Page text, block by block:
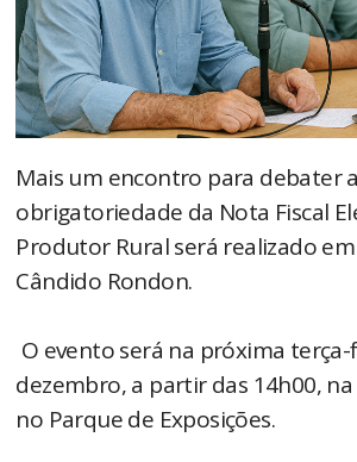
Mais um encontro para debater a
obrigatoriedade da Nota Fiscal
Produtor Rural será realizado
Cândido Rondon.
O evento será na próxima
dezembro, a partir das 14h00,
no Parque de Exposições.